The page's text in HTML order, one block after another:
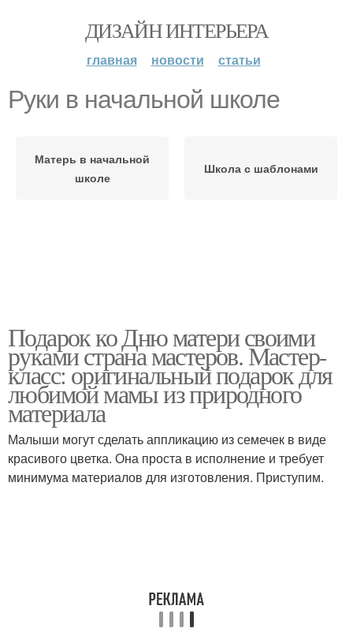
ДИЗАЙН ИНТЕРЬЕРА
главная новости статьи
Руки в начальной школе
Матерь в начальной
школе
Школа с шаблонами
Подарок ко Дню матери своими
руками страна мастеров. Мастер-
класс: оригинальный подарок для
любимой мамы из природного
материала
Малыши могут сделать аппликацию из семечек в виде
красивого цветка. Она проста в исполнение и требует
минимума материалов для изготовления. Приступим.